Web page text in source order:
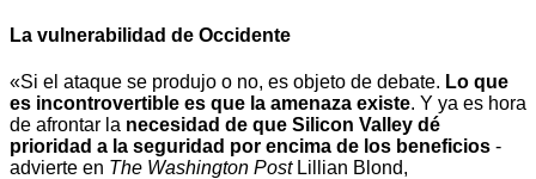
La vulnerabilidad de Occidente
«Si el ataque se produjo o no, es objeto de debate. Lo que
es incontrovertible es que la amenaza existe. Y ya es hora
de afrontar la necesidad de que Silicon Valley dé
prioridad a la seguridad por encima de los beneficios -
advierte en The Washington PostLillian Blond,